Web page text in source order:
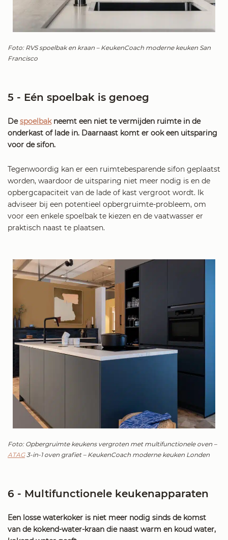
Foto: RVS spoelbak en kraan – KeukenCoach moderne keuken San
Francisco
5 - Eén spoelbak is genoeg
Despoelbakneemt een niet te vermijden ruimte in de
onderkast of lade in. Daarnaast komt er ook een uitsparing
voor de sifon.
Tegenwoordig kan er een ruimtebesparende sifon geplaatst
worden, waardoor de uitsparing niet meer nodig is en de
opbergcapaciteit van de lade of kast vergroot wordt. Ik
adviseer bij een potentieel opbergruimte-probleem, om
voor een enkele spoelbak te kiezen en de vaatwasser er
praktisch naast te plaatsen.
Foto: Opbergruimte keukens vergroten met multifunctionele oven –
ATAG3-in-1 oven grafiet – KeukenCoach moderne keuken Londen
6 - Multifunctionele keukenapparaten
Een losse waterkoker is niet meer nodig sinds de komst
van de kokend-water-kraan die naast warm en koud water,